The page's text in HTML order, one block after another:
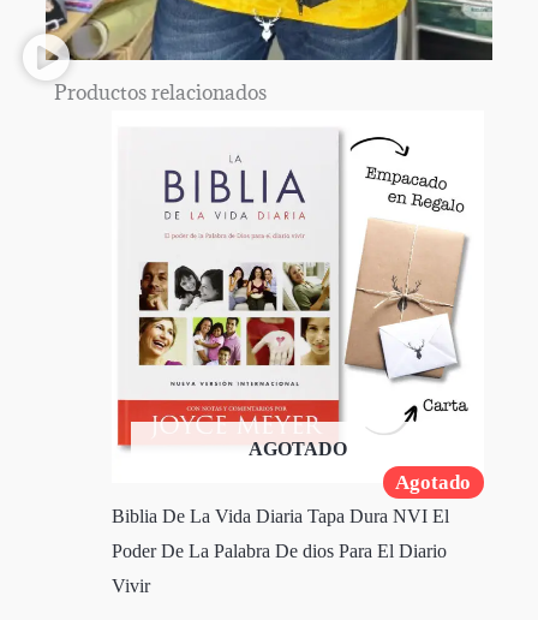
Productos relacionados
Agotado
AGOTADO
Biblia De La Vida Diaria Tapa Dura NVI El
Poder De La Palabra De dios Para El Diario
Vivir